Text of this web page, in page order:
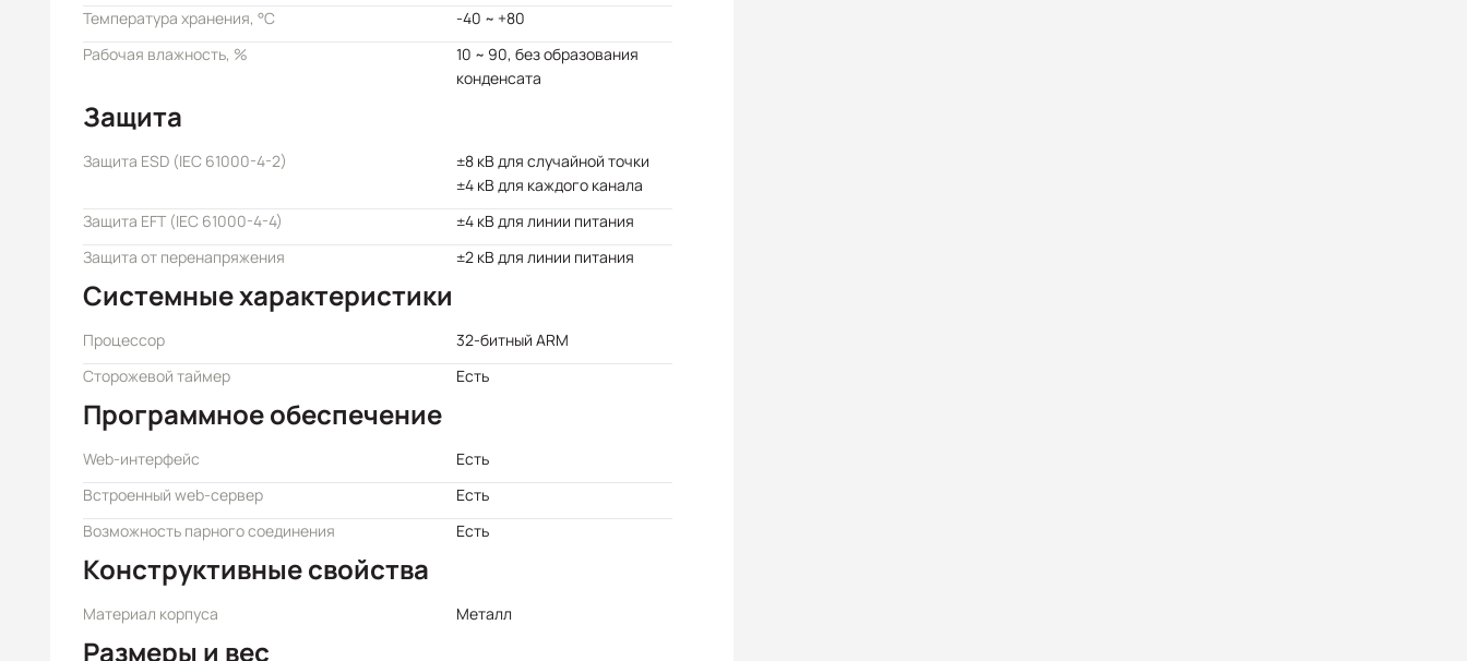
Температура хранения, °C
-40 ~ +80
Рабочая влажность, %
10 ~ 90, без образования
конденсата
Защита
Защита ESD (IEC 61000-4-2)
±8 кВ для случайной точки
±4 кВ для каждого канала
Защита EFT (IEC 61000-4-4)
±4 кВ для линии питания
Защита от перенапряжения
±2 кВ для линии питания
Системные характеристики
Процессор
32-битный ARM
Сторожевой таймер
Есть
Программное обеспечение
Web-интерфейс
Есть
Встроенный web-сервер
Есть
Возможность парного соединения
Есть
Конструктивные свойства
Материал корпуса Металл
Размеры и вес